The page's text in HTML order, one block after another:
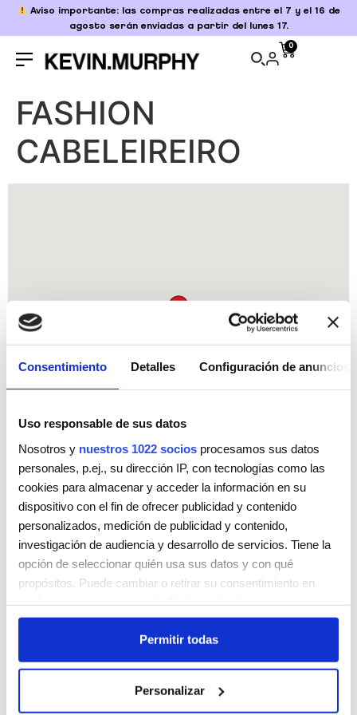
Consentimiento Detalles Configuración de anuncios
Uso responsable de sus datos
Nosotros y nuestros 1022 socios procesamos sus datos
personales, p.ej., su dirección IP, con tecnologías como las
cookies para almacenar y acceder la información en su
dispositivo con el fin de ofrecer publicidad y contenido
personalizados, medición de publicidad y contenido,
investigación de audiencia y desarrollo de servicios. Tiene la
opción de seleccionar quién usa sus datos y con qué
propósitos. Puede cambiar o retirar su consentimiento en
clicando en el Menú de consentimiento.
Si lo permite, también quisiéramos:
que puede tener una precisión de varios metros
Permitir todas
Personalizar
Aviso importante: las compras realizadas entre el 7 y el 16 de
agosto serán enviadas a partir del lunes 17.
0
FASHION
CABELEIREIRO
FASHION CABELEIREIRO
RUA DO POCO DOS MOUROS 177
ESMORIZ3885609
PORTUGAL
Teléfono: 256286769 / 961196518
Lunes
9:00 AM - 5:00 PM
9:00 AM - 5:00 PM
Jueves
9:00 AM - 5:00 PM
9:00 AM - 5:00 PM